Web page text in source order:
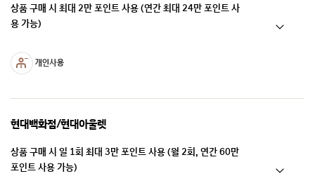
상품 구매 시 최대 2만 포인트 사용 (연간 최대 24만 포인트 사
용 가능)
현대백화점/현대아울렛
상품 구매 시 일 1회 최대 3만 포인트 사용 (월 2회, 연간 60만
포인트 사용 가능)